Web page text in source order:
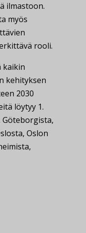
ilmastoon.
myös
rooli.
kaikin
kehityksen
2030
löytyy 1.
Oslon